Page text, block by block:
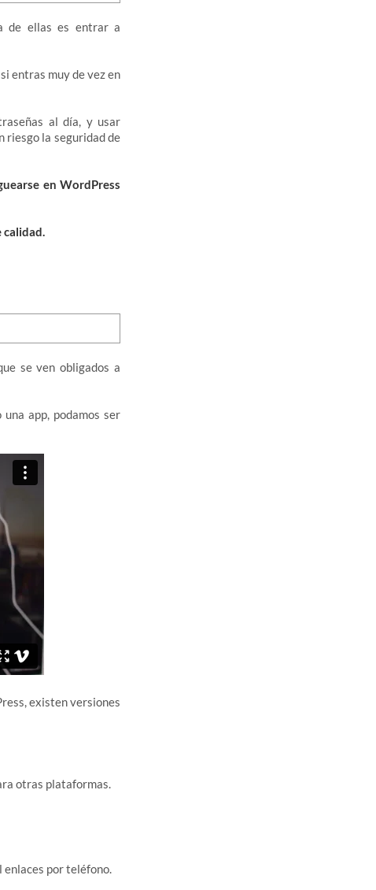
de ellas es entrar a
entras muy de vez en
al día, y usar
riesgo la seguridad de
en WordPress
calidad.
se ven obligados a
app, podamos ser
existen versiones
otras plataformas.
enlaces por teléfono.